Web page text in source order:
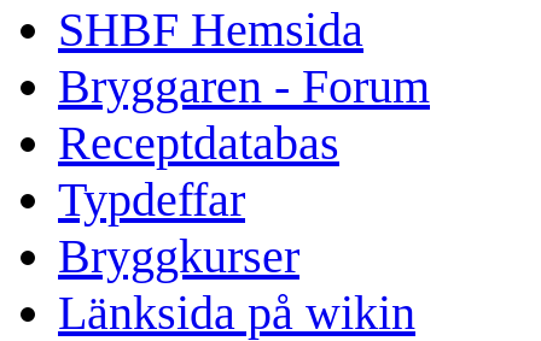
SHBF Hemsida
Bryggaren - Forum
Receptdatabas
Typdeffar
Bryggkurser
Länksida på wikin